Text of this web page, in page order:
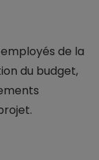
de la
du budget,